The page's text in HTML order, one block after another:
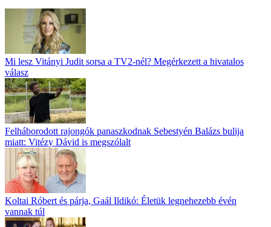
Mi lesz Vitányi Judit sorsa a TV2-nél? Megérkezett a hivatalos
válasz
Felháborodott rajongók panaszkodnak Sebestyén Balázs bulija
miatt: Vitézy Dávid is megszólalt
Koltai Róbert és párja, Gaál Ildikó: Életük legnehezebb évén
vannak túl